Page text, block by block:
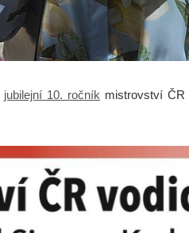
jubilejní 10. ročník mistrovství ČR